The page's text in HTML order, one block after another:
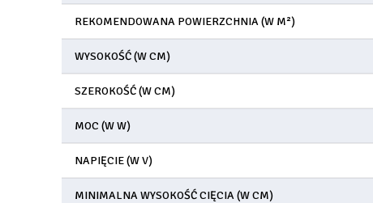
REKOMENDOWANA POWIERZCHNIA (W M²)
WYSOKOŚĆ (W CM)
SZEROKOŚĆ (W CM)
MOC (W W)
NAPIĘCIE (W V)
MINIMALNA WYSOKOŚĆ CIĘCIA (W CM)